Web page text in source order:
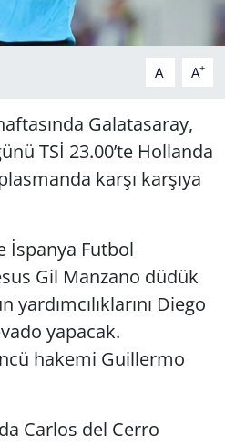
A- A+
Galatasaray,
TSİ 23.00’te Hollanda
karşı karşıya
İspanya Futbol
Gil Manzano düdük
yardımcılıklarını Diego
yapacak.
hakemi Guillermo
Carlos del Cerro